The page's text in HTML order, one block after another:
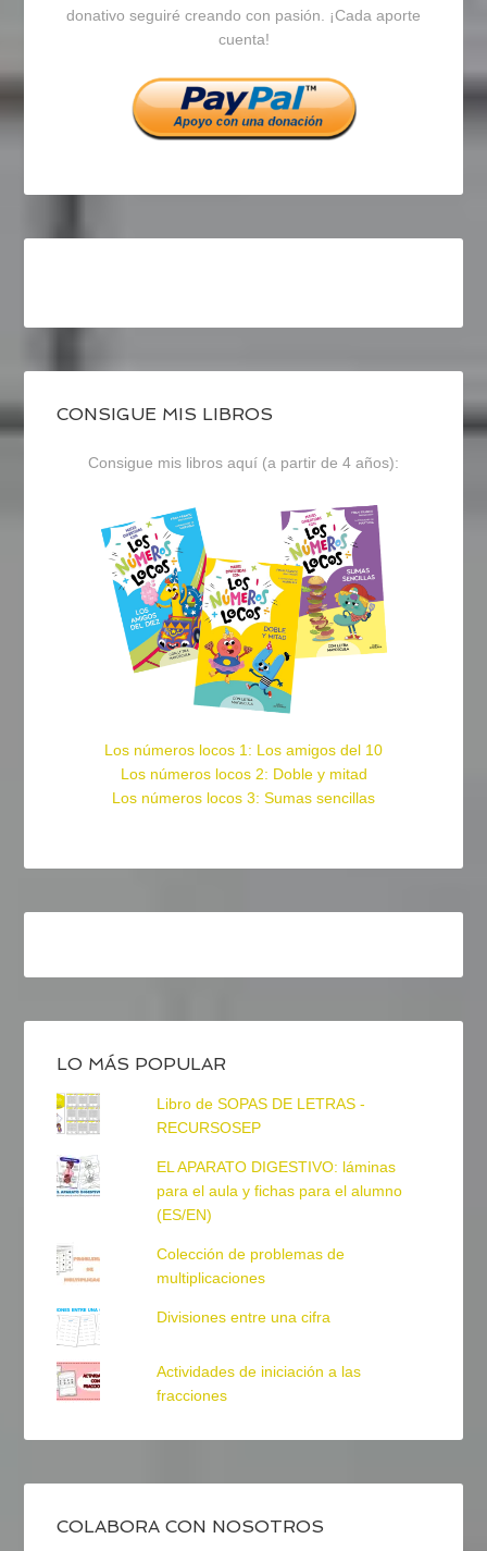
en
Facebook
en
Twitter
en
Instagram
donativo seguiré creando con pasión. ¡Cada aporte
cuenta!
CONSIGUE MIS LIBROS
Consigue mis libros aquí (a partir de 4 años):
Los números locos 1: Los amigos del 10
Los números locos 2: Doble y mitad
Los números locos 3: Sumas sencillas
LO MÁS POPULAR
Libro de SOPAS DE LETRAS -
RECURSOSEP
EL APARATO DIGESTIVO: láminas
para el aula y fichas para el alumno
(ES/EN)
Colección de problemas de
multiplicaciones
Divisiones entre una cifra
Actividades de iniciación a las
fracciones
COLABORA CON NOSOTROS